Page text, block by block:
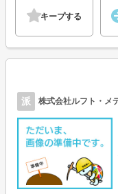
キープする
派 株式会社ルフト・メ